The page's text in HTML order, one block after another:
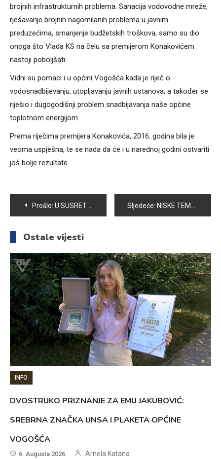
brojnih infrastrukturnih problema. Sanacija vodovodne mreže,
rješavanje brojnih nagomilanih problema u javnim
preduzećima, smanjenje budžetskih troškova, samo su dio
onoga što Vlada KS na čelu sa premijerom Konakovićem
nastoji poboljšati.
Vidni su pomaci i u općini Vogošća kada je riječ o
vodosnadbijevanju, utopljavanju javnih ustanova, a također se
riješio i dugogodišnji problem snadbijavanja naše općine
toplotnom energijom.
Prema riječima premijera Konakovića, 2016. godina bila je
veoma uspješna, te se nada da će i u narednoj godini ostvariti
još bolje rezultate.
Navigacija
članaka
Prošlo: U SUSRET DOLAZEĆEM BLAGDANU BOŽIĆU Sljedeće: NISKE TEMPERATURE UZROKUJU PROBLEME VOZAČIMA PRI POKRETANJU AUTOMOBILA
Ostale vijesti
INFO
DVOSTRUKO PRIZNANJE ZA EMU JAKUBOVIĆ:
SREBRNA ZNAČKA UNSA I PLAKETA OPĆINE
VOGOŠĆA
6. Augusta 2026. Arnela Katana